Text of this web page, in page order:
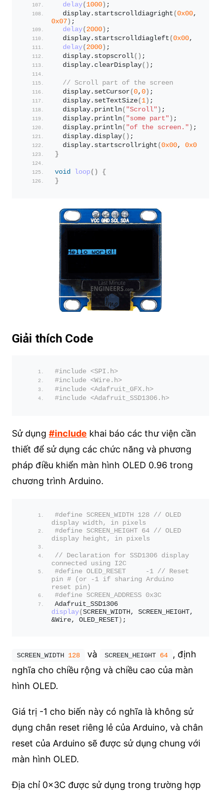
delay( 1000) ;
  display.
startscrolldiagright (0x00
0x07) ;
delay( 2000) ;
  display.
startscrolldiagleft (0x00,
delay( 2000) ;
  display.
stopscroll() ;
  display.
clearDisplay() ;
// Scroll part of the screen
  display.
setCursor(0, 0) ;
  display.
setTextSize( 1) ;
  display.
println( "Scroll" ) ;
  display.
println( "some part" ) ;
  display.
println( "of the screen." ) ;
  display.
display() ;
  display.
startscrollright (0x00, 0x00
}
void loop()
{
}
Giải thích Code
#include <SPI.h>
#include <Wire.h>
#include <Adafruit_GFX.h>
#include <Adafruit_SSD1306.h>
Sử dụng #include khai báo các thư viện cần
thiết để sử dụng các chức năng và phương
pháp điều khiển màn hình OLED 0.96 trong
chương trình Arduino.
#define SCREEN_WIDTH 128 // OLED
display width, in pixels
#define SCREEN_HEIGHT 64 // OLED
display height, in pixels
// Declaration for SSD1306 display
connected using I2C
#define OLED_RESET     -1 // Reset
pin # (or -1 if sharing Arduino
reset pin)
#define SCREEN_ADDRESS 0x3C
Adafruit_SSD1306
display(SCREEN_WIDTH, SCREEN_HEIGHT,
&Wire, OLED_RESET) ;
SCREEN_WIDTH 128 và SCREEN_HEIGHT 64
, định
nghĩa cho chiều rộng và chiều cao của màn
hình OLED.
Giá trị -1 cho biến này có nghĩa là không sử
dụng chân reset riêng lẻ của Arduino, và chân
reset của Arduino sẽ được sử dụng chung với
màn hình OLED.
Địa chỉ 0x3C được sử dụng trong trường hợp